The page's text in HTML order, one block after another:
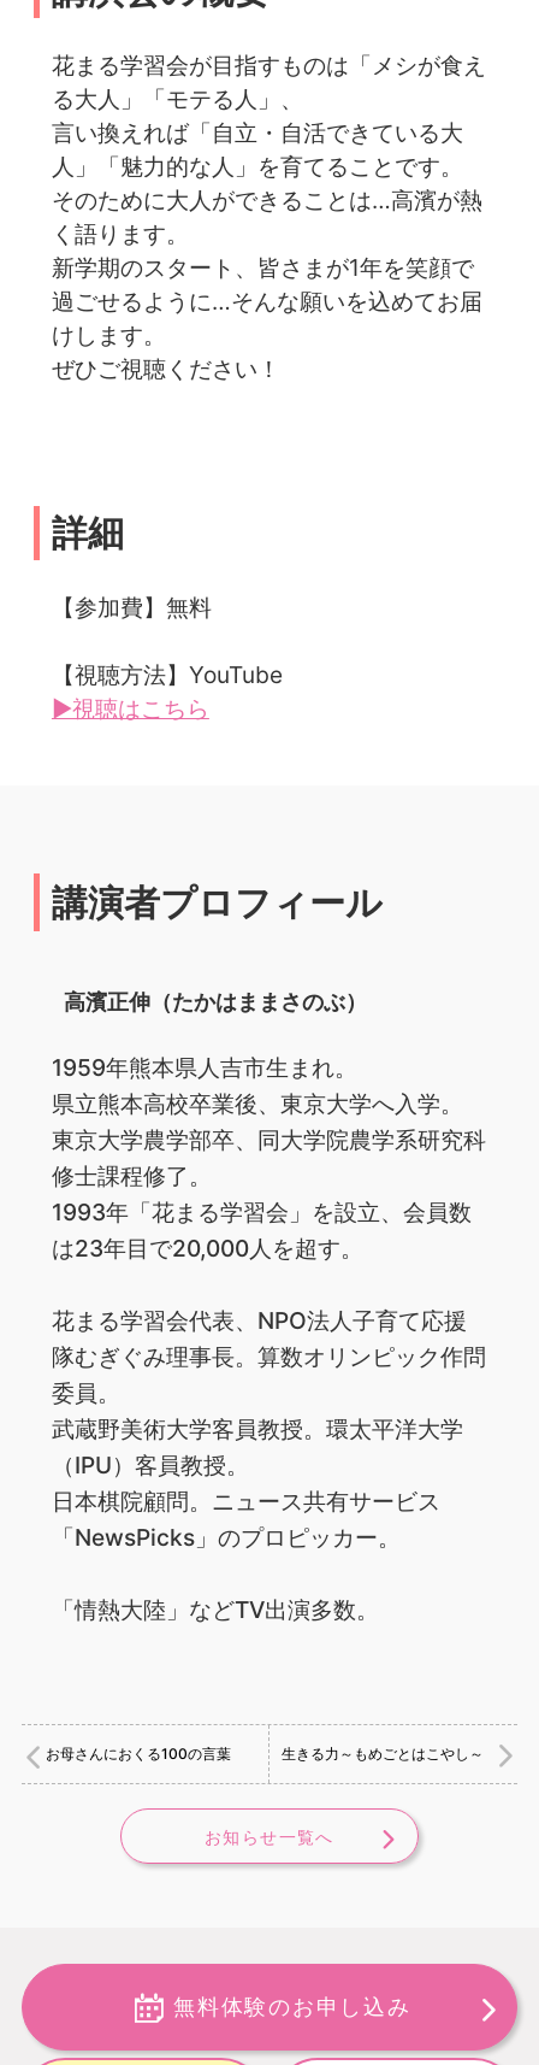
花まる学習会が目指すものは「メシが食え
る大人」「モテる人」、
言い換えれば「自立・自活できている大
人」「魅力的な人」を育てることです。
そのために大人ができることは…高濱が熱
く語ります。
新学期のスタート、皆さまが1年を笑顔で
過ごせるように…そんな願いを込めてお届
けします。
ぜひご視聴ください！
詳細
【参加費】無料
【視聴方法】YouTube
▶視聴はこちら
講演者プロフィール
高濱正伸（たかはままさのぶ）
1959年熊本県人吉市生まれ。
県立熊本高校卒業後、東京大学へ入学。
東京大学農学部卒、同大学院農学系研究科
修士課程修了。
1993年「花まる学習会」を設立、会員数
は23年目で20,000人を超す。
花まる学習会代表、NPO法人子育て応援
隊むぎぐみ理事長。算数オリンピック作問
委員。
武蔵野美術大学客員教授。環太平洋大学
（IPU）客員教授。
日本棋院顧問。ニュース共有サービス
「NewsPicks」のプロピッカー。
「情熱大陸」などTV出演多数。
お母さんにおくる100の言葉 生きる力～もめごとはこやし～
お知らせ一覧へ
無料体験のお申し込み